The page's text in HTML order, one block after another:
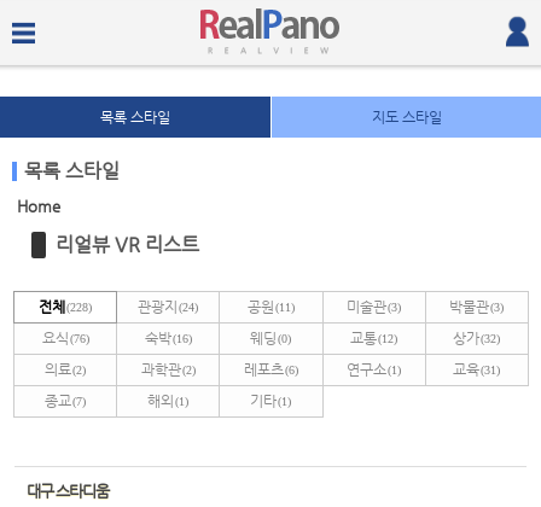
목록 스타일 지도 스타일
목록 스타일
Home
리얼뷰 VR 리스트
전체(228) 관광지 (24) 공원(11) 미술관(3) 박물관(3)
요식(76) 숙박(16) 웨딩 (0) 교통(12) 상가(32)
의료(2) 과학관(2) 레포츠(6) 연구소(1) 교육(31)
종교(7) 해외 (1) 기타(1)
대구 스타디움
Sketchbook5, 스케치북5
Sketchbook5, 스케치북5
Sketchbook5, 스케치북5
Sketchbook5, 스케치북5